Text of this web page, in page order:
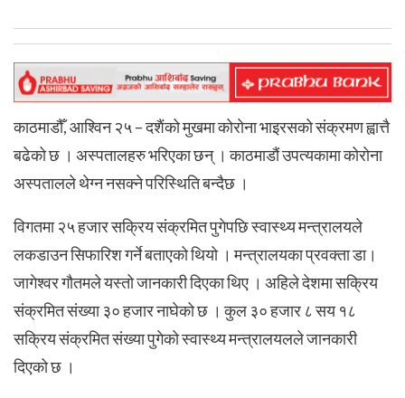
काठमाडौँ, आश्विन २५ – दशैंको मुखमा कोरोना भाइरसको संक्रमण ह्वात्तै
बढेको छ । अस्पतालहरु भरिएका छन् । काठमाडौं उपत्यकामा कोरोना
अस्पतालले थेग्न नसक्ने परिस्थिति बन्दैछ ।
विगतमा २५ हजार सक्रिय संक्रमित पुगेपछि स्वास्थ्य मन्त्रालयले
लकडाउन सिफारिश गर्ने बताएको थियो । मन्त्रालयका प्रवक्ता डा।
जागेश्वर गौतमले यस्तो जानकारी दिएका थिए । अहिले देशमा सक्रिय
संक्रमित संख्या ३० हजार नाघेको छ । कुल ३० हजार ८ सय १८
सक्रिय संक्रमित संख्या पुगेको स्वास्थ्य मन्त्रालयलले जानकारी
दिएको छ ।